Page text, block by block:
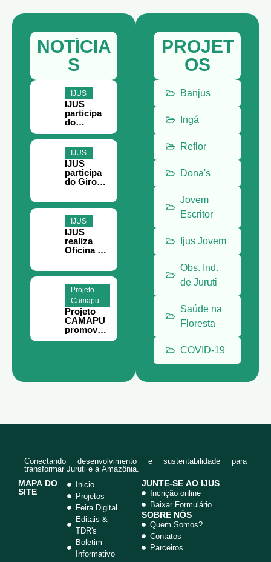
NOTÍCIA
S
IJUS
IJUS
participa
do
Paraense
do
Terceiro
Setor, em
Belém
IJUS
IJUS
participa
do Giro
IJUS
IJUS
realiza
Oficina de
e
Planejame
nto
Estratégic
o em
Juruti
Projeto
Camapu
Projeto
CAMAPU
promove
des rurais
PROJET
OS
Banjus
Ingá
Reflor
Dona's
Jovem
Escritor
Ijus Jovem
Obs. Ind.
de Juruti
Saúde na
Floresta
COVID-19
Conectando desenvolvimento e sustentabilidade para
transformar Juruti e a Amazônia.
MAPA DO
SITE
Inicio
Projetos
Feira Digital
Editais &
TDR's
Boletim
Informativo
JUNTE-SE AO IJUS
Incrição online
Baixar Formulário
SOBRE NÓS
Quem Somos?
Contatos
Parceiros